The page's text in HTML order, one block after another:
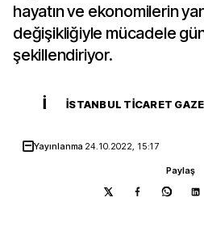
hayatın ve ekonomilerin
değişikliğiyle mücadele
şekillendiriyor.
İ İSTANBUL TICARET
Yayınlanma 24.10.2022, 15:17
Paylaş